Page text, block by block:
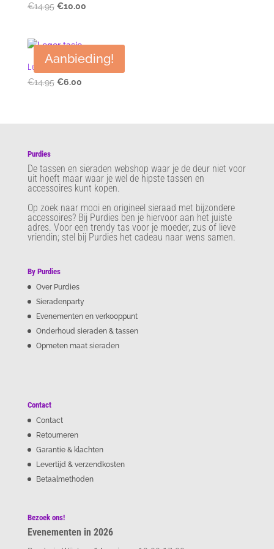
€14.95 Oorspronkelijke
€14.95.
€10.00Huidige
€10.00.
Aanbieding!
Leger tasje
€14.95 Oorspronkelijke
€6.00Huidige
Purdies
De tassen en sieraden webshop waar je de deur niet voor
uit hoeft maar waar je wel de hipste tassen en
accessoires kunt kopen.
Op zoek naar mooi en origineel sieraad met bijzondere
accessoires? Bij Purdies ben je hiervoor aan het juiste
adres. Voor een trendy tas voor je moeder, zus of lieve
vriendin; stel bij Purdies het cadeau naar wens samen.
By Purdies
Over Purdies
Sieradenparty
Evenementen en verkooppunt
Onderhoud sieraden & tassen
Opmeten maat sieraden
Contact
Contact
Retourneren
Garantie & klachten
Levertijd & verzendkosten
Betaalmethoden
Bezoek ons!
Evenementen in 2026